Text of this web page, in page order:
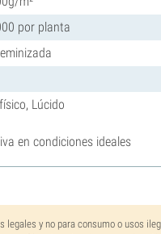
por planta
Lúcido
en condiciones ideales
y no para consumo o usos